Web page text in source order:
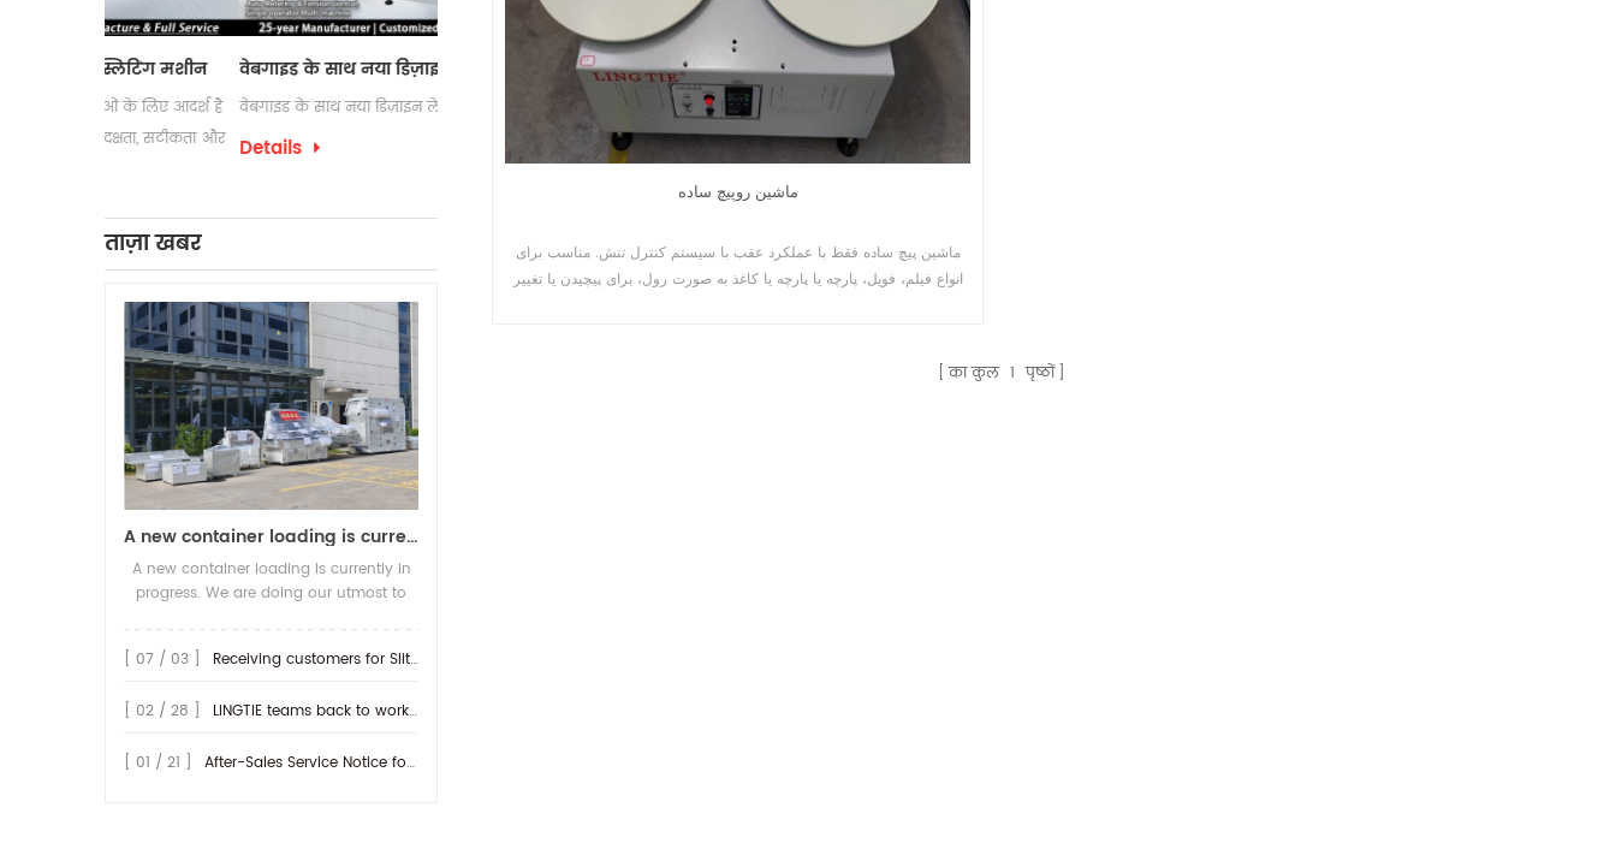
वेबगाइड के साथ नया डिज़ाइन लेबल काउंटर
वेबगाइड के साथ नया डिज़ाइन लेबल काउंटर
Details
इलेक्ट्रोस्टैटिक एलिमिनेटिंग रिवाइंडर
लेबल रिवाइंडिंग मशीनें आमतौर पर उन उद्योगों में
उपयोग की जाती हैं जिनके लिए कुशल लेबलिंग और
पैकेजिंग प्रक्रियाओं की आवश्यकता होती है। कुछ उद्योगों
को अक्सर अपने उत्पादन का समर्थन करने के लिए
यूवी रोल टू रोल प्रिंटिंग मशीन
स्वचालित रोल टू रोल सिल्क स्क्रीन प्रिंटिंग मशीन में
मुख्य रूप से एक फीडर, एक स्क्रीन प्रिंटिंग स्टेशन और
एक हॉट एयर ड्रायर शामिल हैं। यूवी ड्रायर और आईआर
ड्रायर विकल्प के लिए उपलब्ध है। हीट ट्रांसफर लेबल
जोड़ा जा सकता है।
Details
ताज़ा खबर
A new container loading is currently in progress.
A new container loading is currently in
progress. We are doing our utmost to
earliest possible time.
[ 07 / 03 ] Receiving customers for Slitting machine with differential Slip Shaft
[ 02 / 28 ] LINGTIE teams back to work at Feb.25th.
[ 01 / 21 ] After-Sales Service Notice for Turkey Region
ماشین روپیچ ساده
ماشین پیچ ساده فقط با عملکرد عقب با سیستم کنترل تنش. مناسب برای
انواع فیلم، فویل، پارچه یا پارچه یا کاغذ به صورت رول، برای پیچیدن یا تغییر
का कुल 1 पृष्ठों